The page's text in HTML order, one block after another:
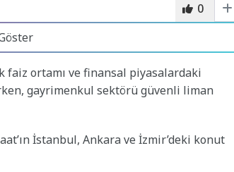
0
faiz ortamı ve finansal piyasalardaki
gayrimenkul sektörü güvenli liman
İstanbul, Ankara ve İzmir’deki konut